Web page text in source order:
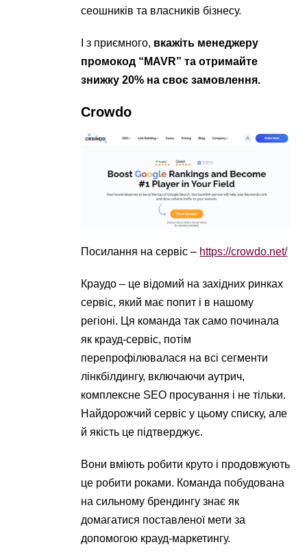
сеошників та власників бізнесу.
І з приємного, вкажіть менеджеру
промокод “MAVR” та отримайте
знижку 20% на своє замовлення.
Crowdo
Посилання на сервіс – https://crowdo.net/
Краудо – це відомий на західних ринках
сервіс, який має попит і в нашому
регіоні. Ця команда так само починала
як крауд-сервіс, потім
перепрофілювалася на всі сегменти
лінкбілдингу, включаючи аутрич,
комплексне SEO просування і не тільки.
Найдорожчий сервіс у цьому списку, але
й якість це підтверджує.
Вони вміють робити круто і продовжують
це робити роками. Команда побудована
на сильному брендингу знає як
домагатися поставленої мети за
допомогою крауд-маркетингу.